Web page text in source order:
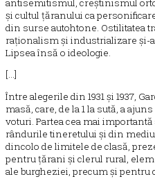
antisemitismul, creștinismul
și cultul țăranului ca
din surse autohtone. Ostilitatea
raționalism și industrializare și-
Lipsea însă o ideologie.
[...]
Între alegerile din 1931 și 1937,
masă, care, de la 1 la sută, a
voturi. Partea cea mai
rândurile tineretului și din
dincolo de limitele de clasă,
pentru țărani și clerul rural,
ale burgheziei, precum și